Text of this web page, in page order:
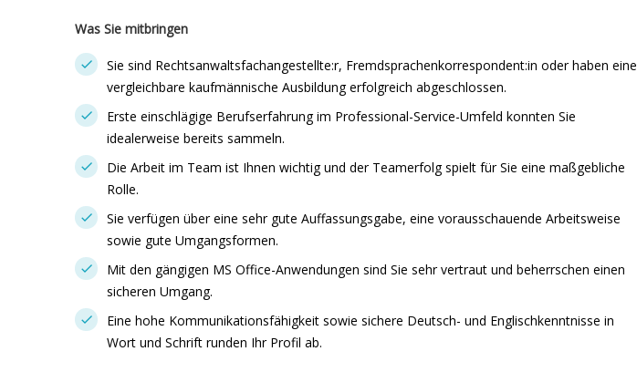
Was Sie mitbringen
Sie sind Rechtsanwaltsfachangestellte:r, Fremdsprachenkorrespondent:in oder haben eine
vergleichbare kaufmännische Ausbildung erfolgreich abgeschlossen.
Erste einschlägige Berufserfahrung im Professional-Service-Umfeld konnten Sie
idealerweise bereits sammeln.
Die Arbeit im Team ist Ihnen wichtig und der Teamerfolg spielt für Sie eine maßgebliche
Rolle.
Sie verfügen über eine sehr gute Auffassungsgabe, eine vorausschauende Arbeitsweise
sowie gute Umgangsformen.
Mit den gängigen MS Office-Anwendungen sind Sie sehr vertraut und beherrschen einen
sicheren Umgang.
Eine hohe Kommunikationsfähigkeit sowie sichere Deutsch- und Englischkenntnisse in
Wort und Schrift runden Ihr Profil ab.